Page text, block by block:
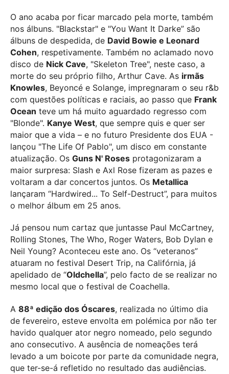
O ano acaba por ficar marcado pela morte, também
nos álbuns. "Blackstar" e "You Want It Darke” são
álbuns de despedida, de David Bowie e Leonard
Cohen, respetivamente. Também no aclamado novo
disco de Nick Cave, "Skeleton Tree", neste caso, a
morte do seu próprio filho, Arthur Cave. As irmãs
Knowles, Beyoncé e Solange, impregnaram o seu r&b
com questões políticas e raciais, ao passo que Frank
Ocean teve um há muito aguardado regresso com
"Blonde". Kanye West, que sempre quis e quer ser
maior que a vida – e no futuro Presidente dos EUA -
lançou "The Life Of Pablo", um disco em constante
atualização. Os Guns N' Roses protagonizaram a
maior surpresa: Slash e Axl Rose fizeram as pazes e
voltaram a dar concertos juntos. Os Metallica
lançaram “Hardwired... To Self-Destruct”, para muitos
o melhor álbum em 25 anos.
Já pensou num cartaz que juntasse Paul McCartney,
Rolling Stones, The Who, Roger Waters, Bob Dylan e
Neil Young? Aconteceu este ano. Os “veteranos”
atuaram no festival Desert Trip, na Califórnia, já
apelidado de “Oldchella”, pelo facto de se realizar no
mesmo local que o festival de Coachella.
A 88ª edição dos Óscares, realizada no último dia
de fevereiro, esteve envolta em polémica por não ter
havido qualquer ator negro nomeado, pelo segundo
ano consecutivo. A ausência de nomeações terá
levado a um boicote por parte da comunidade negra,
que ter-se-á refletido no resultado das audiências.